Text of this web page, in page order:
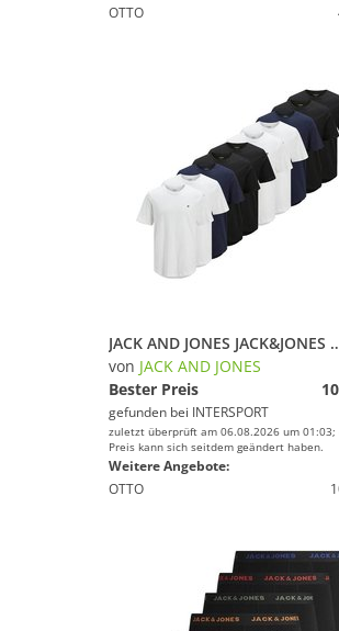
OTTO
JACK AND JONES JACK&JONES Herren T-Shirt, 10er
von JACK AND JONES
Bester Preis
gefunden bei INTERSPORT
zuletzt überprüft am 06.08.2026 um 01:03;
Preis kann sich seitdem geändert haben.
Weitere Angebote:
OTTO